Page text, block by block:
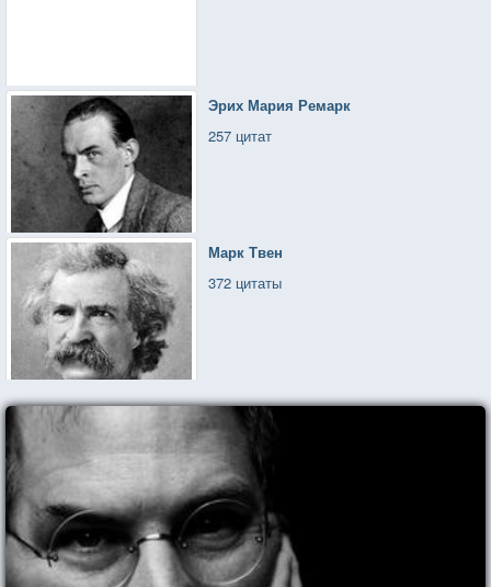
Эрих Мария Ремарк
257 цитат
Марк Твен
372 цитаты